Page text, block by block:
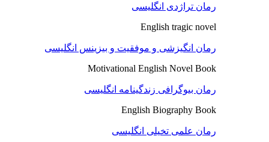
رمان تراژدی انگلیسی
English tragic novel
رمان انگیزشی و موفقیت و بیزینس انگلیسی
Motivational English Novel Book
رمان بیوگرافی زندگینامه انگلیسی
English Biography Book
رمان علمی تخیلی انگلیسی